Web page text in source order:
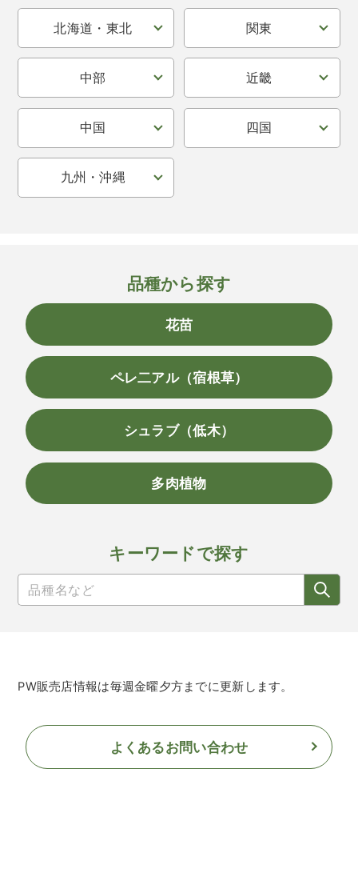
北海道・東北 関東
中部 近畿
中国 四国
九州・沖縄
品種から探す
花苗
ペレ二アル（宿根草）
シュラブ（低木）
多肉植物
キーワードで探す
PW販売店情報は毎週金曜夕方までに更新します。
よくあるお問い合わせ